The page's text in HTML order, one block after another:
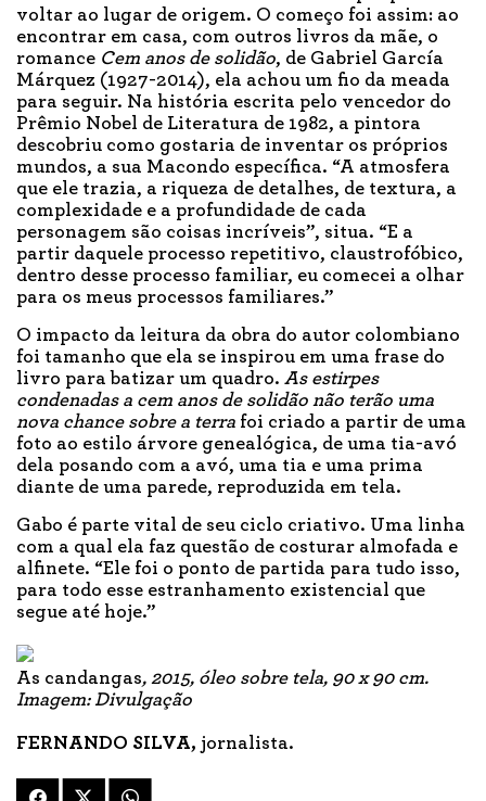
voltar ao lugar de origem. O começo foi assim: ao
encontrar em casa, com outros livros da mãe, o
romance Cem anos de solidão, de Gabriel García
Márquez (1927-2014), ela achou um fio da meada
para seguir. Na história escrita pelo vencedor do
Prêmio Nobel de Literatura de 1982, a pintora
descobriu como gostaria de inventar os próprios
mundos, a sua Macondo específica. “A atmosfera
que ele trazia, a riqueza de detalhes, de textura, a
complexidade e a profundidade de cada
personagem são coisas incríveis”, situa. “E a
partir daquele processo repetitivo, claustrofóbico,
dentro desse processo familiar, eu comecei a olhar
para os meus processos familiares.”
O impacto da leitura da obra do autor colombiano
foi tamanho que ela se inspirou em uma frase do
livro para batizar um quadro. As estirpes
condenadas a cem anos de solidão não terão uma
nova chance sobre a terra foi criado a partir de uma
foto ao estilo árvore genealógica, de uma tia-avó
dela posando com a avó, uma tia e uma prima
diante de uma parede, reproduzida em tela.
Gabo é parte vital de seu ciclo criativo. Uma linha
com a qual ela faz questão de costurar almofada e
alfinete. “Ele foi o ponto de partida para tudo isso,
para todo esse estranhamento existencial que
segue até hoje.”
As candangas, 2015, óleo sobre tela, 90 x 90 cm.
Imagem: Divulgação
FERNANDO SILVA, jornalista.